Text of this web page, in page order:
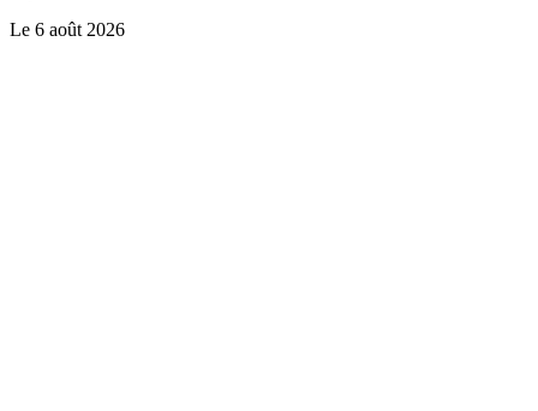
Le 6 août 2026